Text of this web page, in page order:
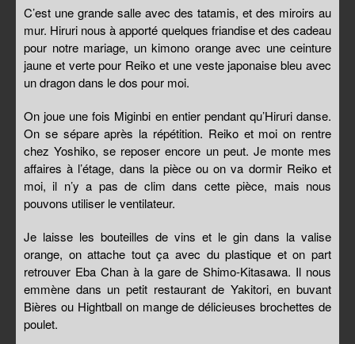
C’est une grande salle avec des tatamis, et des miroirs au
mur. Hiruri nous à apporté quelques friandise et des cadeau
pour notre mariage, un kimono orange avec une ceinture
jaune et verte pour Reiko et une veste japonaise bleu avec
un dragon dans le dos pour moi.
On joue une fois Miginbi en entier pendant qu’Hiruri danse.
On se sépare après la répétition. Reiko et moi on rentre
chez Yoshiko, se reposer encore un peut. Je monte mes
affaires à l’étage, dans la pièce ou on va dormir Reiko et
moi, il n’y a pas de clim dans cette pièce, mais nous
pouvons utiliser le ventilateur.
Je laisse les bouteilles de vins et le gin dans la valise
orange, on attache tout ça avec du plastique et on part
retrouver Eba Chan à la gare de Shimo-Kitasawa. Il nous
emmène dans un petit restaurant de Yakitori, en buvant
Bières ou Hightball on mange de délicieuses brochettes de
poulet.